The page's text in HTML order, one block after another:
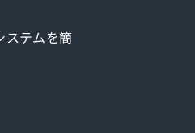
ステムを簡